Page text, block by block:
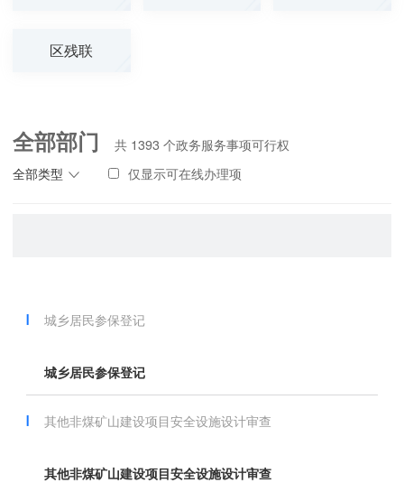
区残联
全部部门
全部类型
共 1393 个政务服务事项可行权
仅显示可在线办理项
城乡居民参保登记
城乡居民参保登记
其他非煤矿山建设项目安全设施设计审查
其他非煤矿山建设项目安全设施设计审查